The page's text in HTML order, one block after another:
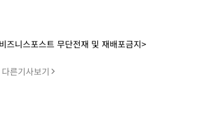
즈니스포스트 무단전재 및 재배포금지>
른기사보기